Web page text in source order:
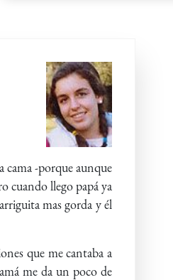
cama -porque aunque
cuando llego papá ya
mas gorda y él
que me cantaba a
me da un poco de